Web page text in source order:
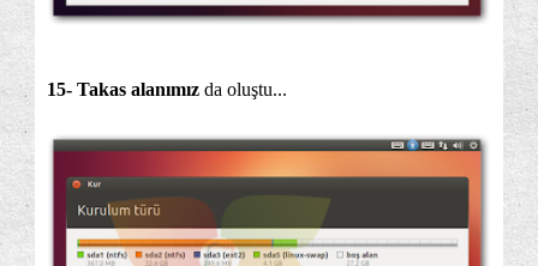
15- Takas alanımız da oluştu...